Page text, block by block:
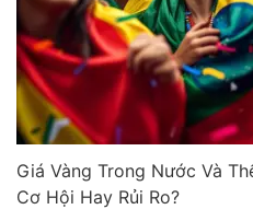
Giá Vàng Trong Nước Và
Cơ Hội Hay Rủi Ro?